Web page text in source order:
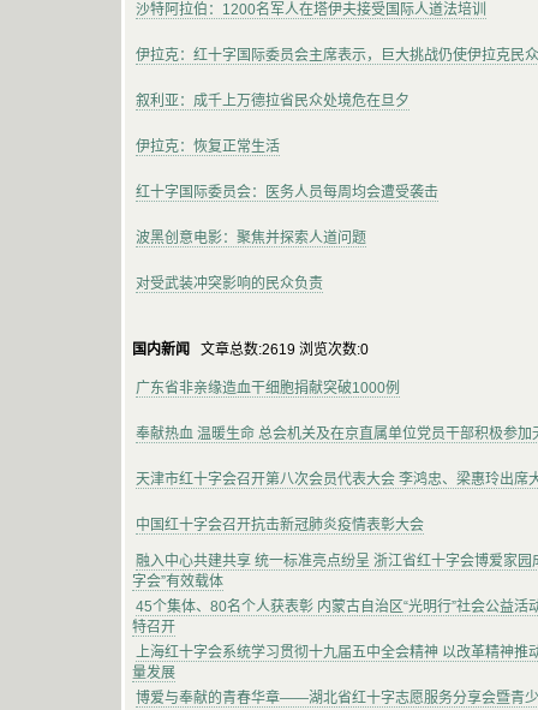
沙特阿拉伯：1200名军人在塔伊夫接受国际人道法培训
伊拉克：红十字国际委员会主席表示，巨大挑战仍使伊拉克民
叙利亚：成千上万德拉省民众处境危在旦夕
伊拉克：恢复正常生活
红十字国际委员会：医务人员每周均会遭受袭击
波黑创意电影：聚焦并探索人道问题
对受武装冲突影响的民众负责
国内新闻 文章总数:2619 浏览次数:0
广东省非亲缘造血干细胞捐献突破1000例
奉献热血 温暖生命 总会机关及在京直属单位党员干部积极参加
天津市红十字会召开第八次会员代表大会 李鸿忠、梁惠玲出席
中国红十字会召开抗击新冠肺炎疫情表彰大会
融入中心共建共享 统一标准亮点纷呈 浙江省红十字会博爱家园
字会”有效载体
45个集体、80名个人获表彰 内蒙古自治区“光明行”社会公益活
特召开
上海红十字会系统学习贯彻十九届五中全会精神 以改革精神推
量发展
博爱与奉献的青春华章——湖北省红十字志愿服务分享会暨青